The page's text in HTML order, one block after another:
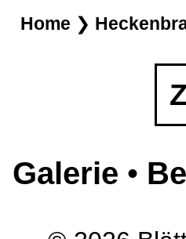
Home ❯
Galerie •